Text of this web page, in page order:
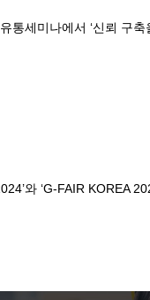
통세미나에서 ‘신뢰 구축
와 ‘G-FAIR KOREA